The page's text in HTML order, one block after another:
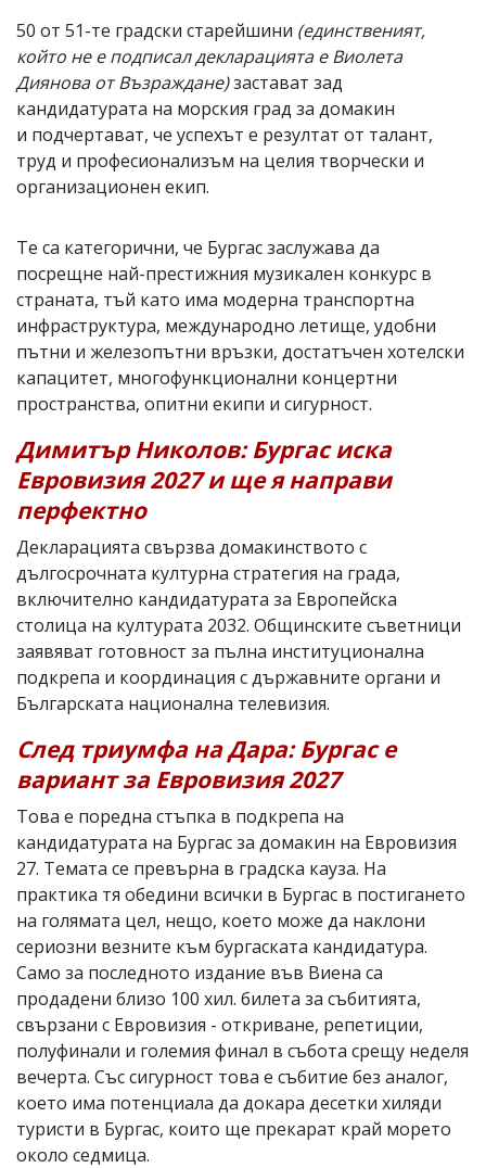
50 от 51-те градски старейшини (единственият,
който не е подписал декларацията е Виолета
Диянова от Възраждане)застават зад
кандидатурата на морския град за домакин
и подчертават, че успехът е резултат от талант,
труд и професионализъм на целия творчески и
организационен екип.
Те са категорични, че Бургас заслужава да
посрещне най-престижния музикален конкурс в
страната, тъй като има модерна транспортна
инфраструктура, международно летище, удобни
пътни и железопътни връзки, достатъчен хотелски
капацитет, многофункционални концертни
пространства, опитни екипи и сигурност.
Димитър Николов: Бургас иска
Евровизия 2027 и ще я направи
перфектно
Декларацията свързва домакинството с
дългосрочната културна стратегия на града,
включително кандидатурата за Европейска
столица на културата 2032. Общинските съветници
заявяват готовност за пълна институционална
подкрепа и координация с държавните органи и
Българската национална телевизия.
След триумфа на Дара: Бургас е
вариант за Евровизия 2027
Това е поредна стъпка в подкрепа на
кандидатурата на Бургас за домакин на Евровизия
27. Темата се превърна в градска кауза. На
практика тя обедини всички в Бургас в постигането
на голямата цел, нещо, което може да наклони
сериозни везните към бургаската кандидатура.
Само за последното издание във Виена са
продадени близо 100 хил. билета за събитията,
свързани с Евровизия - откриване, репетиции,
полуфинали и големия финал в събота срещу неделя
вечерта. Със сигурност това е събитие без аналог,
което има потенциала да докара десетки хиляди
туристи в Бургас, които ще прекарат край морето
около седмица.